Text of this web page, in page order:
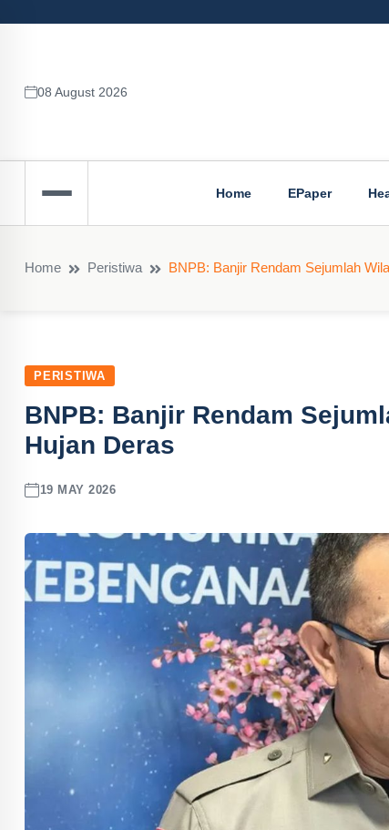
08 August 2026
Home EPaper
Home Peristiwa BNPB: Banjir Rendam Sejumlah
PERISTIWA
BNPB: Banjir Rendam
Hujan Deras
19 MAY 2026